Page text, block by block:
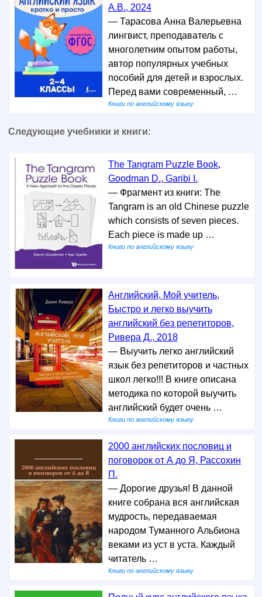
А.В., 2024
— Тарасова Анна Валерьевна
лингвист, преподаватель с
многолетним опытом работы,
автор популярных учебных
пособий для детей и взрослых.
Перед вами современный, …
Книги по английскому языку
Следующие учебники и книги:
The Tangram Puzzle Book,
Goodman D., Garibi I.
— Фрагмент из книги: The
Tangram is an old Chinese puzzle
which consists of seven pieces.
Each piece is made up …
Книги по английскому языку
Английский, Мой учитель,
Быстро и легко выучить
английский без репетиторов,
Ривера Д., 2018
— Выучить легко английский
язык без репетиторов и частных
школ легко!!! В книге описана
методика по которой выучить
английский будет очень …
Книги по английскому языку
2000 английских пословиц и
поговорок от А до Я, Рассохин
П.
— Дорогие друзья! В данной
книге собрана вся английская
мудрость, передаваемая
народом Туманного Альбиона
веками из уст в уста. Каждый
читатель …
Книги по английскому языку